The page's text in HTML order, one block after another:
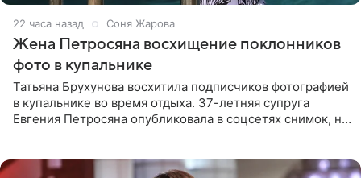
22 часа назад Соня Жарова
Жена Петросяна восхищение поклонников
фото в купальнике
Татьяна Брухунова восхитила подписчиков фотографией
в купальнике во время отдыха. 37-летняя супруга
Евгения Петросяна опубликовала в соцсетях снимок, на